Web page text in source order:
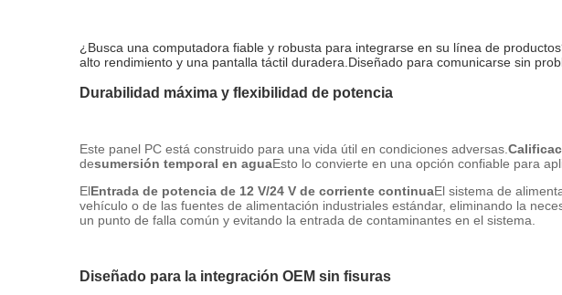
¿Busca una computadora fiable y robusta para integrarse en su línea de
alto rendimiento y una pantalla táctil duradera.Diseñado para comunicarse sin
Durabilidad máxima y flexibilidad de potencia
Este panel PC está construido para una vida útil en condiciones adversas.
desumersión temporal en aguaEsto lo convierte en una opción confiable para
ElEntrada de potencia de 12 V/24 V de corriente continuaEl sistema de
vehículo o de las fuentes de alimentación industriales estándar, eliminando la
un punto de falla común y evitando la entrada de contaminantes en el sistema.
Diseñado para la integración OEM sin fisuras